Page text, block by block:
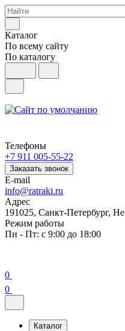
Каталог
По всему сайту
По каталогу
Телефоны
+7 911 005-55-22
Заказать звонок
E-mail
info@ratraki.ru
Адрес
191025, Санкт-Петербург,
Режим работы
Пн - Пт: с 9:00 до 18:00
0
0
Каталог